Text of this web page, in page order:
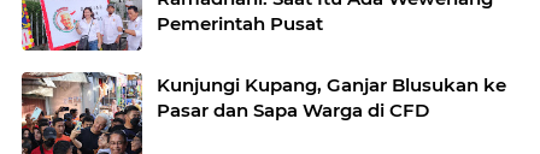
Pemerintah Pusat
Kunjungi Kupang, Ganjar Blusukan ke
Pasar dan Sapa Warga di CFD